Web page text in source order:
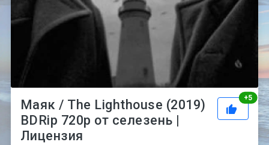
+5
Маяк / The Lighthouse (2019)
BDRip 720p от селезень |
Лицензия